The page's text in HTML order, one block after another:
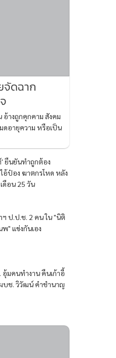
จัดฉาก
างถูกคุกคาม สังคม
ดอายุความ หรือเป็น
ยืนยันทำถูกต้อง
อ้ป๋อง ฆาตกรโหด หลัง
ดือน 25 วัน
ฯ ป.ป.ช. 2 คน ใน "นิติ
" แข่งกันเอง
อุ้มคนทำงาน คืนเก้าอี้
บช. วิวัฒน์ คำชำนาญ